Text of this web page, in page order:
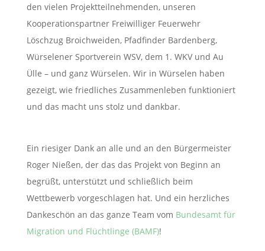
den vielen Projektteilnehmenden, unseren
Kooperationspartner Freiwilliger Feuerwehr
Löschzug Broichweiden, Pfadfinder Bardenberg,
Würselener Sportverein WSV, dem 1. WKV und Au
Ülle – und ganz Würselen. Wir in Würselen haben
gezeigt, wie friedliches Zusammenleben funktioniert
und das macht uns stolz und dankbar.
Ein riesiger Dank an alle und an den Bürgermeister
Roger Nießen, der das das Projekt von Beginn an
begrüßt, unterstützt und schließlich beim
Wettbewerb vorgeschlagen hat. Und ein herzliches
Dankeschön an das ganze Team vom Bundesamt für
Migration und Flüchtlinge (BAMF)!